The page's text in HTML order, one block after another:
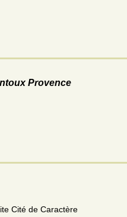
Provence
Cité de Caractère